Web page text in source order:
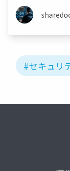
#セキュリ